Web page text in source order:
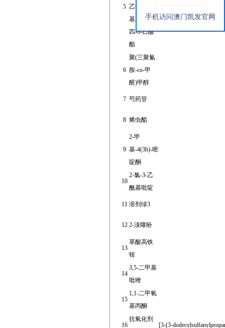
5 乙氧基乙
基]-2,3,4,6-
四-o-乙酸
酯
6
聚(三聚氰
胺-co-甲
醛)甲醇
7 芍药苷
8 烯虫酯
9
2-甲
基-4(3h)-嘧
啶酮
10
2-氯-3-乙
酰基吡啶
11 溶剂绿3
12 2-溴噻吩
13
草酸高铁
铵
14
3,5-二甲基
吡唑
15
1,1-二甲氧
基丙酮
16
抗氧化剂
[3-(3-
手机访问澳门凯发官网